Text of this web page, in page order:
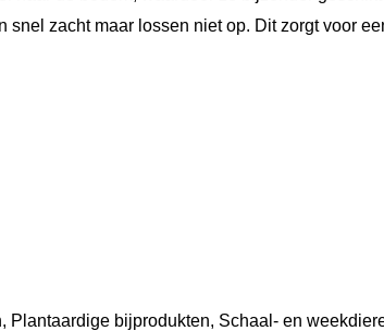
0
0
snel zacht maar lossen niet op. Dit zorgt voor
bijprodukten, Schaal- en